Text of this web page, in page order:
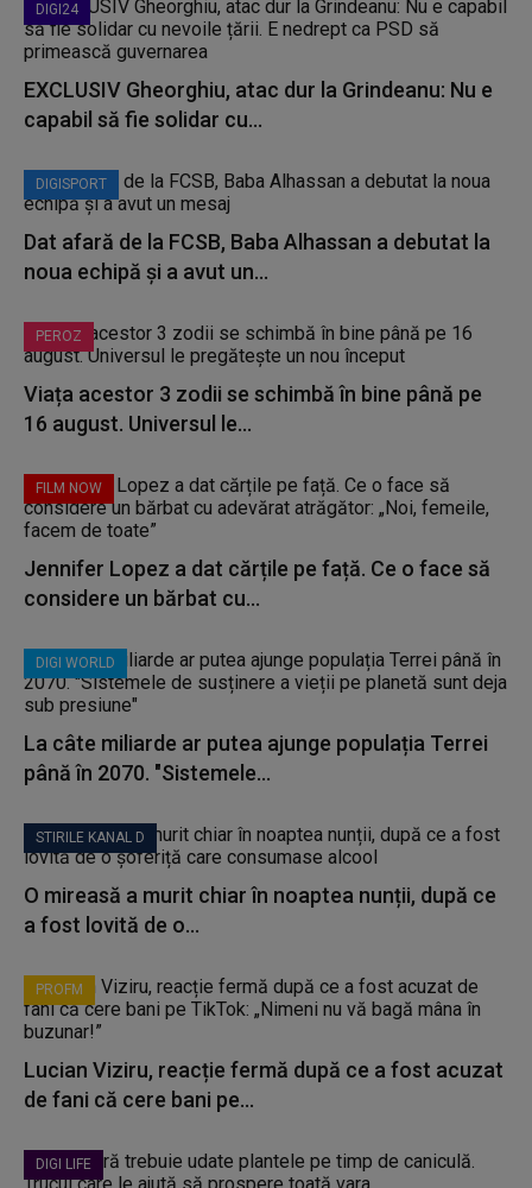
DIGI24
EXCLUSIV Gheorghiu, atac dur la Grindeanu: Nu e
capabil să fie solidar cu...
DIGISPORT
Dat afară de la FCSB, Baba Alhassan a debutat la
noua echipă și a avut un...
PEROZ
Viața acestor 3 zodii se schimbă în bine până pe
16 august. Universul le...
FILM NOW
Jennifer Lopez a dat cărțile pe față. Ce o face să
considere un bărbat cu...
DIGI WORLD
La câte miliarde ar putea ajunge populația Terrei
până în 2070. "Sistemele...
STIRILE KANAL D
O mireasă a murit chiar în noaptea nunții, după ce
a fost lovită de o...
PROFM
Lucian Viziru, reacție fermă după ce a fost acuzat
de fani că cere bani pe...
DIGI LIFE